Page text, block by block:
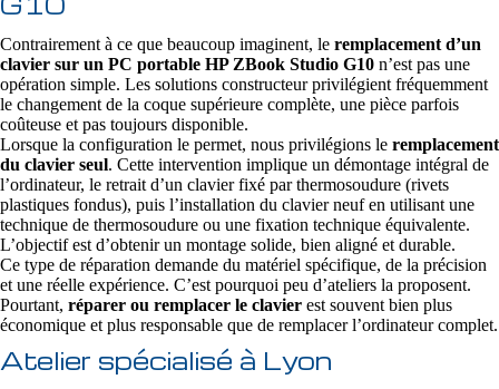
Contrairement à ce que beaucoup imaginent, le remplacement d’un
clavier sur un PC portable HP ZBook Studio G10 n’est pas une
opération simple. Les solutions constructeur privilégient fréquemment
le changement de la coque supérieure complète, une pièce parfois
coûteuse et pas toujours disponible.
Lorsque la configuration le permet, nous privilégions le remplacement
du clavier seul. Cette intervention implique un démontage intégral de
l’ordinateur, le retrait d’un clavier fixé par thermosoudure (rivets
plastiques fondus), puis l’installation du clavier neuf en utilisant une
technique de thermosoudure ou une fixation technique équivalente.
L’objectif est d’obtenir un montage solide, bien aligné et durable.
Ce type de réparation demande du matériel spécifique, de la précision
et une réelle expérience. C’est pourquoi peu d’ateliers la proposent.
Pourtant, réparer ou remplacer le clavier est souvent bien plus
économique et plus responsable que de remplacer l’ordinateur complet.
Atelier spécialisé à Lyon